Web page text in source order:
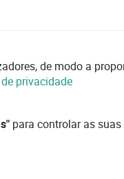
de modo a
privacidade
para controlar as